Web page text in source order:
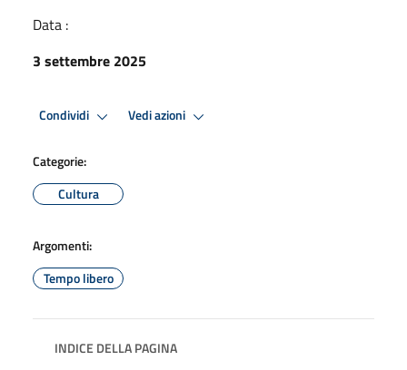
Data :
3 settembre 2025
Condividi Vedi azioni
Categorie:
Cultura
Argomenti:
Tempo libero
INDICE DELLA PAGINA